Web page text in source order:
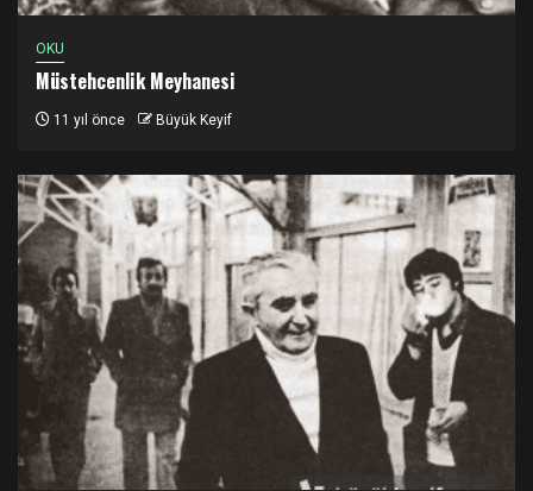
OKU
Müstehcenlik Meyhanesi
11 yıl önce Büyük Keyif